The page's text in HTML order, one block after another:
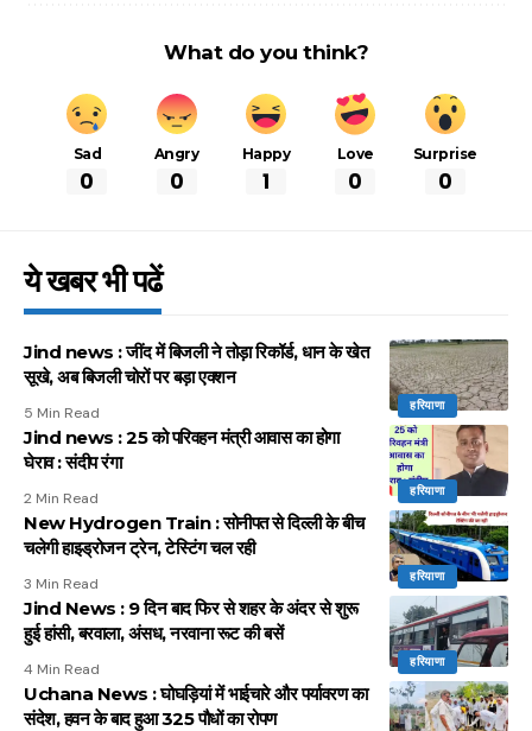
What do you think?
Sad
0
Angry
0
Happy
1
Love
0
Surprise
0
ये खबर भी पढें
हरियाणा
Jind news : जींद में बिजली ने तोड़ा रिकॉर्ड, धान के खेत
सूखे, अब बिजली चोरों पर बड़ा एक्शन
5 Min Read
हरियाणा
Jind news : 25 को परिवहन मंत्री आवास का होगा
घेराव : संदीप रंगा
2 Min Read
हरियाणा
New Hydrogen Train : सोनीपत से दिल्ली के बीच
चलेगी हाइड्रोजन ट्रेन, टेस्टिंग चल रही
3 Min Read
हरियाणा
Jind News : 9 दिन बाद फिर से शहर के अंदर से शुरू
हुई हांसी, बरवाला, अंसध, नरवाना रूट की बसें
4 Min Read
Uchana News : घोघड़ियां में भाईचारे और पर्यावरण का
संदेश, हवन के बाद हुआ 325 पौधों का रोपण